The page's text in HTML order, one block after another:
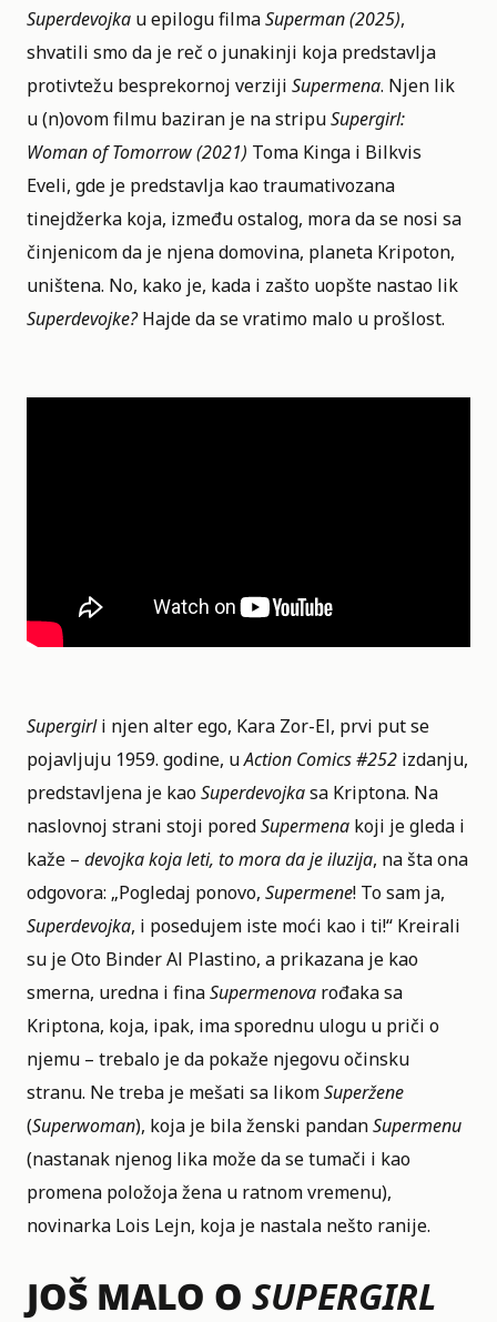
Superdevojka u epilogu filmaSuperman (2025),
shvatili smo da je reč o junakinji koja predstavlja
protivtežu besprekornoj verziji Supermena. Njen lik
u (n)ovom filmu baziran je na stripuSupergirl:
Woman of Tomorrow (2021) Toma Kinga i Bilkvis
Eveli, gde je predstavlja kao traumativozana
tinejdžerka koja, između ostalog, mora da se nosi sa
činjenicom da je njena domovina, planeta Kripoton,
uništena. No, kako je, kada i zašto uopšte nastao lik
Superdevojke?Hajde da se vratimo malo u prošlost.
Supergirli njen alter ego, Kara Zor-El, prvi put se
pojavljuju 1959. godine, uAction Comics #252 izdanju,
predstavljena je kaoSuperdevojkasa Kriptona. Na
naslovnoj strani stoji poredSupermena koji je gleda i
kaže – devojka koja leti, to mora da je iluzija, na šta ona
odgovora: „Pogledaj ponovo, Supermene! To sam ja,
Superdevojka, i posedujem iste moći kao i ti!“ Kreirali
su je Oto Binder Al Plastino, a prikazana je kao
smerna, uredna i finaSupermenova rođaka sa
Kriptona, koja, ipak, ima sporednu ulogu u priči o
njemu – trebalo je da pokaže njegovu očinsku
stranu. Ne treba je mešati sa likomSuperžene
(Superwoman), koja je bila ženski pandanSupermenu
(nastanak njenog lika može da se tumači i kao
promena položoja žena u ratnom vremenu),
novinarka Lois Lejn, koja je nastala nešto ranije.
JOŠ MALO O SUPERGIRL